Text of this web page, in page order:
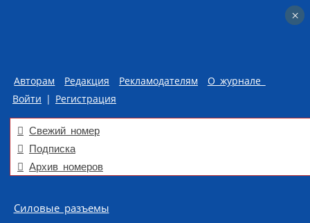
Авторам Редакция Рекламодателям
О журнале
Войти | Регистрация
Свежий номер
Подписка
Архив номеров
Skip to content
Силовые разъемы
×
×